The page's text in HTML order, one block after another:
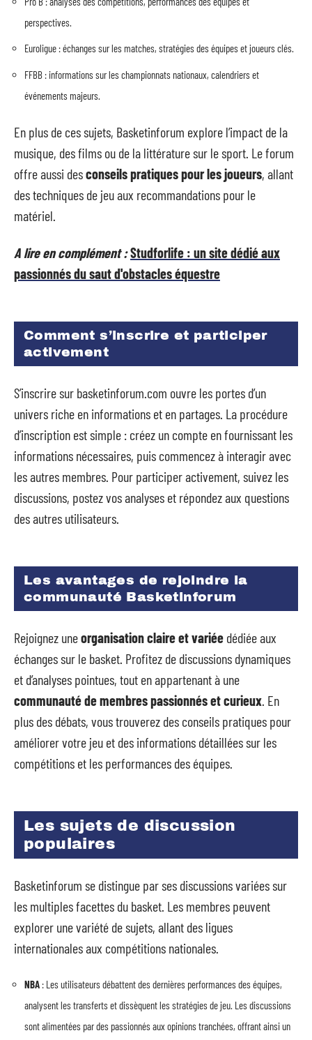
perspectives.
Euroligue : échanges sur les matches, stratégies des équipes et joueurs clés.
FFBB : informations sur les championnats nationaux, calendriers et
événements majeurs.
En plus de ces sujets, Basketinforum explore l’impact de la
musique, des films ou de la littérature sur le sport. Le forum
offre aussi desconseils pratiques pour les joueurs, allant
des techniques de jeu aux recommandations pour le
matériel.
A lire en complément :Studforlife : un site dédié aux
passionnés du saut d'obstacles équestre
Comment s’inscrire et participer
activement
S’inscrire sur basketinforum.com ouvre les portes d’un
univers riche en informations et en partages. La procédure
d’inscription est simple : créez un compte en fournissant les
informations nécessaires, puis commencez à interagir avec
les autres membres. Pour participer activement, suivez les
discussions, postez vos analyses et répondez aux questions
des autres utilisateurs.
Les avantages de rejoindre la
communauté Basketinforum
Rejoignez uneorganisation claire et variée dédiée aux
échanges sur le basket. Profitez de discussions dynamiques
et d’analyses pointues, tout en appartenant à une
communauté de membres passionnés et curieux . En
plus des débats, vous trouverez des conseils pratiques pour
améliorer votre jeu et des informations détaillées sur les
compétitions et les performances des équipes.
Les sujets de discussion
populaires
Basketinforum se distingue par ses discussions variées sur
les multiples facettes du basket. Les membres peuvent
explorer une variété de sujets, allant des ligues
internationales aux compétitions nationales.
NBA : Les utilisateurs débattent des dernières performances des équipes,
analysent les transferts et dissèquent les stratégies de jeu. Les discussions
sont alimentées par des passionnés aux opinions tranchées, offrant ainsi un